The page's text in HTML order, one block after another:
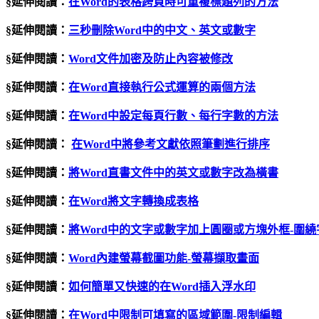
§延伸閱讀： 三秒刪除Word中的中文、英文或數字
§延伸閱讀： Word文件加密及防止內容被修改
§延伸閱讀： 在Word直接執行公式運算的兩個方法
§延伸閱讀： 在Word中設定每頁行數、每行字數的方法
§延伸閱讀： 在Word中將參考文獻依照筆劃進行排序
§延伸閱讀： 將Word直書文件中的英文或數字改為橫書
§延伸閱讀： 在Word將文字轉換成表格
§延伸閱讀： 將Word中的文字或數字加上圓圈或方塊外框-圍繞
§延伸閱讀： Word內建螢幕截圖功能-螢幕擷取畫面
§延伸閱讀： 如何簡單又快速的在Word插入浮水印
§延伸閱讀： 在Word中限制可填寫的區域範圍-限制編輯